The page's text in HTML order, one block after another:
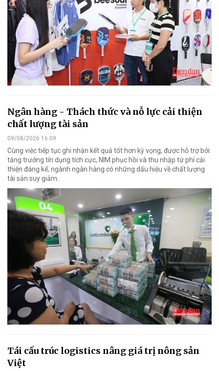
Ngân hàng - Thách thức và nỗ lực cải thiện
chất lượng tài sản
09/08/2026 16:09
Cùng việc tiếp tục ghi nhận kết quả tốt hơn kỳ vọng, được hỗ trợ bởi
tăng trưởng tín dụng tích cực, NIM phục hồi và thu nhập từ phí cải
thiện đáng kể, ngành ngân hàng có những dấu hiệu về chất lượng
tài sản suy giảm.
Tái cấu trúc logistics nâng giá trị nông sản
Việt